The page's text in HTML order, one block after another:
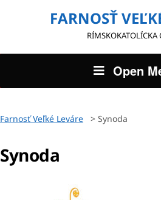
FARNOSŤ
RÍMSKOKATOLÍCKA
Open
Farnosť Veľké Leváre > Synoda
Synoda